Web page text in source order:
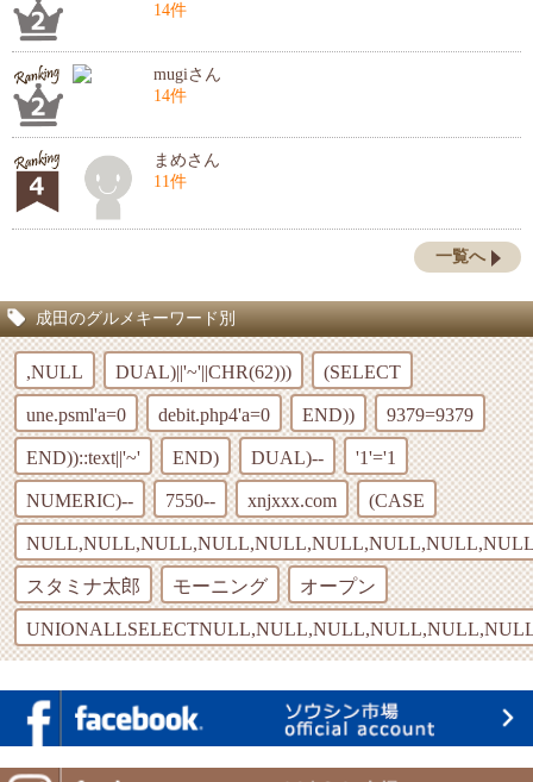
14件
mugiさん
14件
まめさん
11件
一覧へ
成田のグルメキーワード別
,NULL DUAL)||'~'||CHR(62))) (SELECT
une.psml'a=0 debit.php4'a=0 END)) 9379=9379
END))::text||'~' END) DUAL)-- '1'='1
NUMERIC)-- 7550-- xnjxxx.com (CASE
スタミナ太郎 モーニング オープン